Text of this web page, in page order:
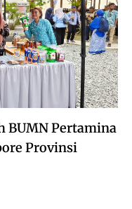
BUMN Pertamina
Provinsi